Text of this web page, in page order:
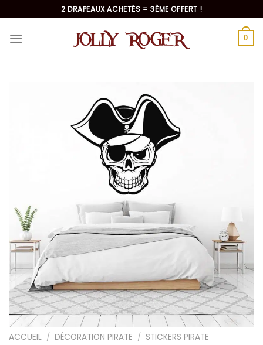
au
contenu
2 DRAPEAUX ACHETÉS = 3ÈME OFFERT !
0
ACCUEIL / DÉCORATION PIRATE / STICKERS PIRATE